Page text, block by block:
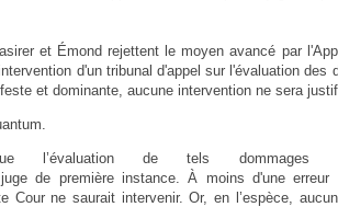
et Émond rejettent le moyen avancé par
d'un tribunal d'appel sur l'évaluation des
et dominante, aucune intervention ne sera
l’évaluation de tels dommages
juge de première instance. À moins d'une erreur
Cour ne saurait intervenir. Or, en l’espèce,